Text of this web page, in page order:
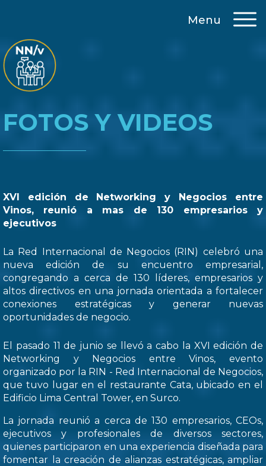
Menu
FOTOS Y VIDEOS
XVI edición de Networking y Negocios entre
Vinos, reunió a mas de 130 empresarios y
ejecutivos
La Red Internacional de Negocios (RIN) celebró una
nueva edición de su encuentro empresarial,
congregando a cerca de 130 líderes, empresarios y
altos directivos en una jornada orientada a fortalecer
conexiones estratégicas y generar nuevas
oportunidades de negocio.
El pasado 11 de junio se llevó a cabo la XVI edición de
Networking y Negocios entre Vinos, evento
organizado por la RIN - Red Internacional de Negocios,
que tuvo lugar en el restaurante Cata, ubicado en el
Edificio Lima Central Tower, en Surco.
La jornada reunió a cerca de 130 empresarios, CEOs,
ejecutivos y profesionales de diversos sectores,
quienes participaron en una experiencia diseñada para
fomentar la creación de alianzas estratégicas, ampliar